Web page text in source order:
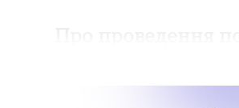
Про проведення